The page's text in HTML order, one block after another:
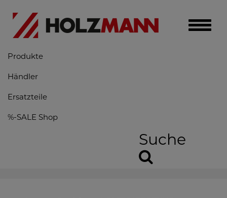
Toggle
Produkte
Händler
Ersatzteile
%-SALE Shop
Suche